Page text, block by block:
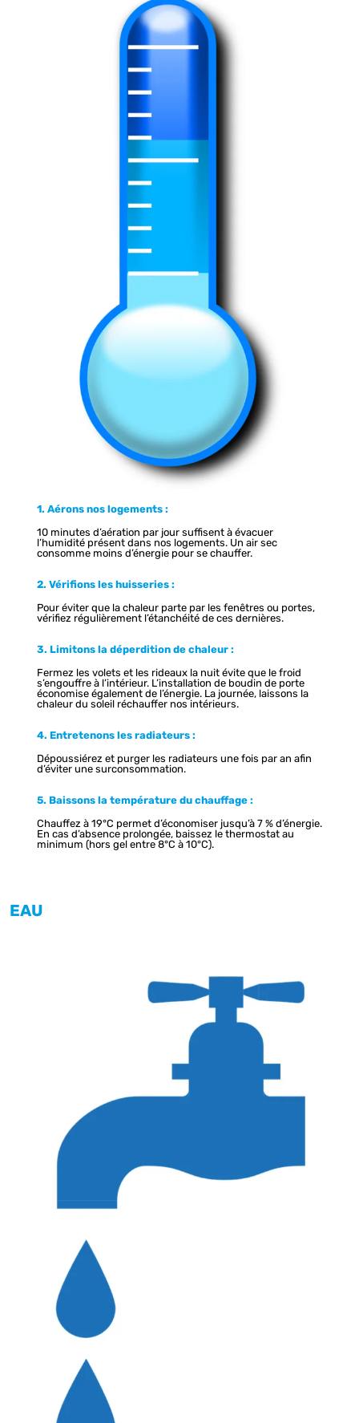
1. Aérons nos logements :
10 minutes d’aération par jour suffisent à évacuer
l’humidité présent dans nos logements. Un air sec
consomme moins d’énergie pour se chauffer.
2. Vérifions les huisseries :
Pour éviter que la chaleur parte par les fenêtres ou portes,
vérifiez régulièrement l’étanchéité de ces dernières.
3. Limitons la déperdition de chaleur :
Fermez les volets et les rideaux la nuit évite que le froid
s’engouffre à l’intérieur. L’installation de boudin de porte
économise également de l’énergie. La journée, laissons la
chaleur du soleil réchauffer nos intérieurs.
4. Entretenons les radiateurs :
Dépoussiérez et purger les radiateurs une fois par an afin
d’éviter une surconsommation.
5. Baissons la température du chauffage :
Chauffez à 19°C permet d’économiser jusqu’à 7 % d’énergie.
En cas d’absence prolongée, baissez le thermostat au
minimum (hors gel entre 8°C à 10°C).
EAU